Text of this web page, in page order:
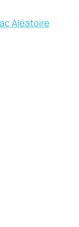
Aléatoire